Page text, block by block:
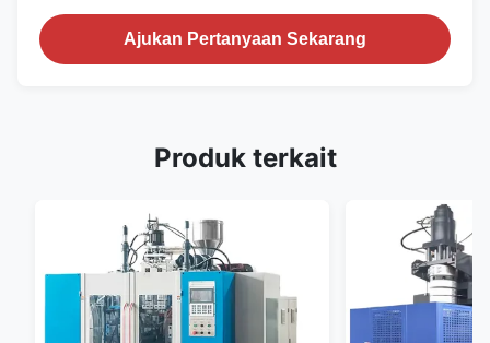
Ajukan Pertanyaan Sekarang
Produk terkait